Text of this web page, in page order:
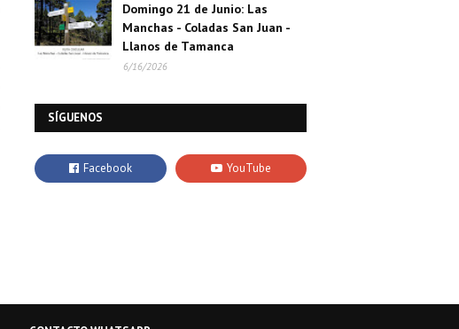
Domingo 21 de Junio: Las
Manchas - Coladas San Juan -
Llanos de Tamanca
6/16/2026
SÍGUENOS